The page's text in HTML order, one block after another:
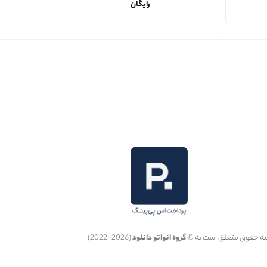
رایگان
حقوق متعلق است به ©گروه انواتو دانلود(2026-2022)